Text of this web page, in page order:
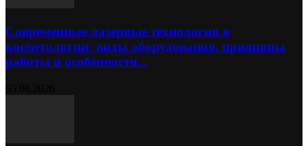
Современные лазерные технологии в
косметологии: виды оборудования, принципы
работы и особенности...